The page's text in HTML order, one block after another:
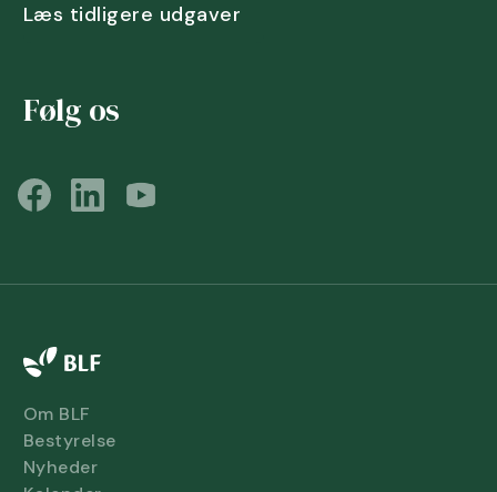
Læs tidligere udgaver
Følg os
Om BLF
Bestyrelse
Nyheder